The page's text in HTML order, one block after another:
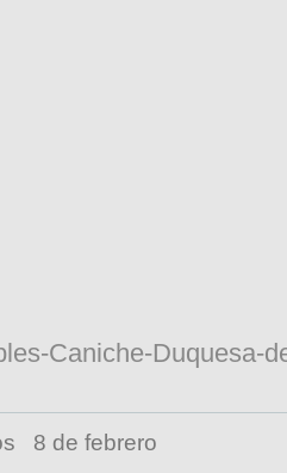
Caniche-Duquesa-
8 de febrero